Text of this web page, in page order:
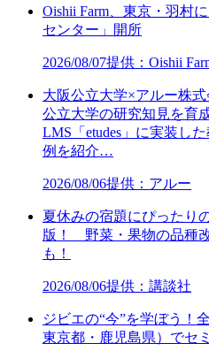
Oishii Farm、東京・羽村
センター」開所
2026/08/07提供：Oishii
大阪公立大学×アルー株
公立大学の研究知見を育
LMS「etudes」に実装し
例を紹介…
2026/08/06提供：アルー
夏休みの宿題にぴったり
版！ 野菜・果物の品種
も！
2026/08/06提供：講談社
ジビエの“今”を学ぼう！
東京都・鹿児島県）でセ